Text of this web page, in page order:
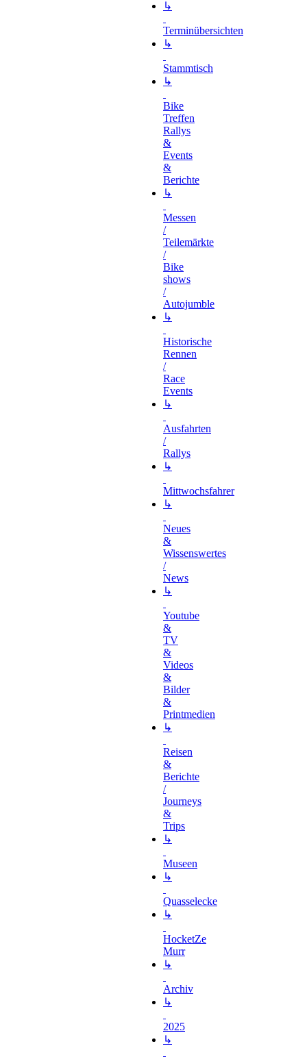
↳
Terminübersichten
↳
Stammtisch
↳
Bike
Treffen
Rallys
&
Events
&
Berichte
↳
Messen
/
Teilemärkte
/
Bike
shows
/
Autojumble
↳
Historische
Rennen
/
Race
Events
↳
Ausfahrten
/
Rallys
↳
Mittwochsfahrer
↳
Neues
&
Wissenswertes
/
News
↳
Youtube
&
TV
&
Videos
&
Bilder
&
Printmedien
↳
Reisen
&
Berichte
/
Journeys
&
Trips
↳
Museen
↳
Quasselecke
↳
HocketZe
Murr
↳
Archiv
↳
2025
↳